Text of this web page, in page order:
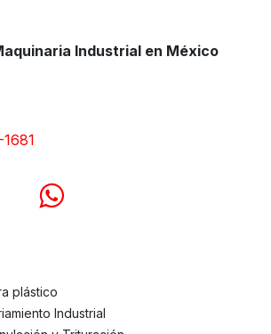
Industrial en México
plástico
Industrial